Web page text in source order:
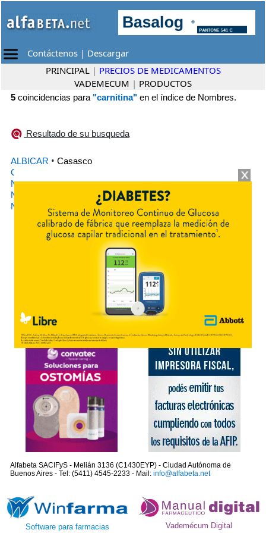
Contáctenos | Descargar
PRINCIPAL | PRECIOS DE MEDICAMENTOS
VADEMECUM | PRODUCTOS
5 coincidencias para "carnitina" en el índice de Nombres.
Resultado de su busqueda
ALBICAR • Casasco
CARNITINA PRO BURN
NITRUS•Casasco
NITRUS INYECTABLE •Casasco
NITRUS SOLUCION •Casasco
Alfabeta SACIFyS - Melián 3136 (C1430EYP) - Ciudad Autónoma de
Buenos Aires - Tel: (5411) 4545-2233 - Mail: info@alfabeta.net
Software para farmacias Vademécum Digital